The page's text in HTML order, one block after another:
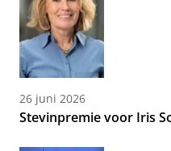
26 juni 2026
Stevinpremie voor Iris